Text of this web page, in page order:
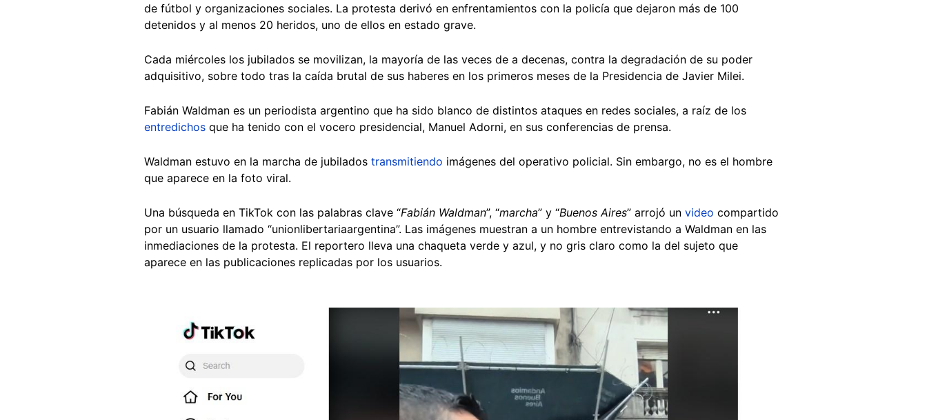
de fútbol y organizaciones sociales. La protesta derivó en enfrentamientos con la policía que dejaron más de 100
detenidos y al menos 20 heridos, uno de ellos en estado grave.
Cada miércoles los jubilados se movilizan, la mayoría de las veces de a decenas, contra la degradación de su poder
adquisitivo, sobre todo tras la caída brutal de sus haberes en los primeros meses de la Presidencia de Javier Milei.
Fabián Waldman es un periodista argentino que ha sido blanco de distintos ataques en redes sociales, a raíz de los
entredichos que ha tenido con el vocero presidencial, Manuel Adorni, en sus conferencias de prensa.
Waldman estuvo en la marcha de jubilados transmitiendo imágenes del operativo policial. Sin embargo, no es el hombre
que aparece en la foto viral.
Una búsqueda en TikTok con las palabras clave “Fabián Waldman”, “marcha” y “Buenos Aires” arrojó un video compartido
por un usuario llamado “unionlibertariaargentina”. Las imágenes muestran a un hombre entrevistando a Waldman en las
inmediaciones de la protesta. El reportero lleva una chaqueta verde y azul, y no gris claro como la del sujeto que
aparece en las publicaciones replicadas por los usuarios.